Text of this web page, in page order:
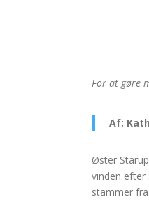
For at gøre
Af:
Øster
vinden efter
stammer fra.